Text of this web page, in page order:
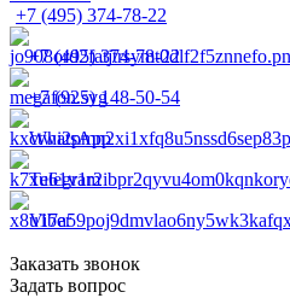
+7 (495) 374-78-22
+7 (495) 374-78-22
+7 (925) 148-50-54
WhatsApp
Telegram
Viber
Заказать звонок
Задать вопрос